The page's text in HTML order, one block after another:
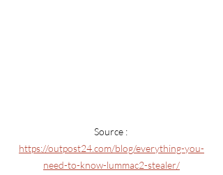
Source :
https://outpost24.com/blog/everything-you-
need-to-know-lummac2-stealer/